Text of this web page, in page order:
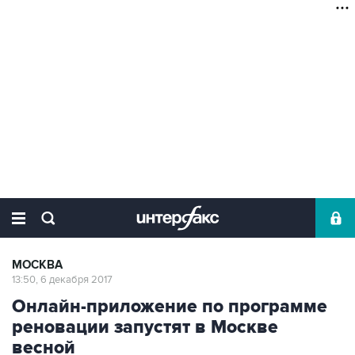
МОСКВА
13:50, 6 декабря 2017
Онлайн-приложение по программе
реновации запустят в Москве
весной